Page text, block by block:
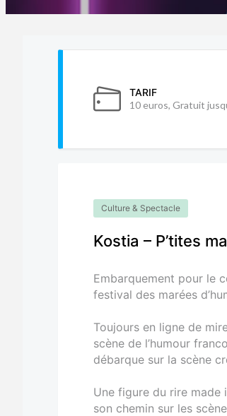
TARIF
10 euros, Gratuit
Culture & Spectacle
Kostia – P’tites
Embarquement pour le
festival des marées
Toujours en ligne de
scène de l’humour
débarque sur la scène
Une figure du rire made
son chemin sur les